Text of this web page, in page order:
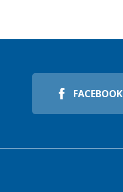
FACEBOOK